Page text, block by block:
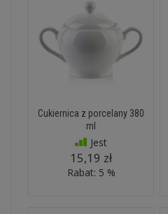
Cukiernica z porcelany 380
ml
Jest
15,19 zł
Rabat: 5 %